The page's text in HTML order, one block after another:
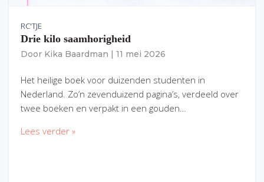
RC'TJE
Drie kilo saamhorigheid
Door Kika Baardman 11 mei 2026
Het heilige boek voor duizenden studenten in
Nederland. Zo’n zevenduizend pagina’s, verdeeld over
twee boeken en verpakt in een gouden…
Lees verder »